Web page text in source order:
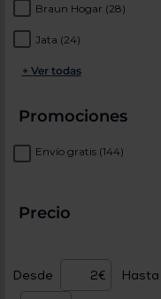
Braun Hogar (28)
Jata (24)
+ Ver todas
Promociones
Envío gratis (144)
Precio
Desde Hasta